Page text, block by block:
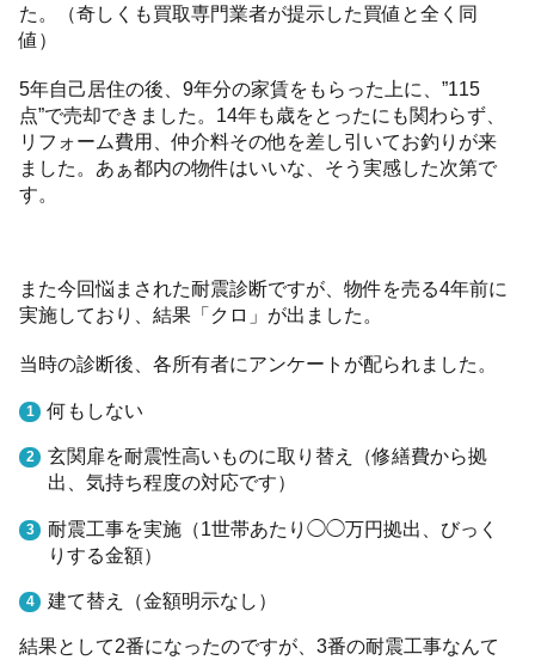
た。（奇しくも買取専門業者が提示した買値と全く同
値）
5年自己居住の後、9年分の家賃をもらった上に、”115
点”で売却できました。14年も歳をとったにも関わらず、
リフォーム費用、仲介料その他を差し引いてお釣りが来
ました。あぁ都内の物件はいいな、そう実感した次第で
す。
また今回悩まされた耐震診断ですが、物件を売る4年前に
実施しており、結果「クロ」が出ました。
当時の診断後、各所有者にアンケートが配られました。
何もしない
玄関扉を耐震性高いものに取り替え（修繕費から拠
出、気持ち程度の対応です）
耐震工事を実施（1世帯あたり◯◯万円拠出、びっく
りする金額）
建て替え（金額明示なし）
結果として2番になったのですが、3番の耐震工事なんて